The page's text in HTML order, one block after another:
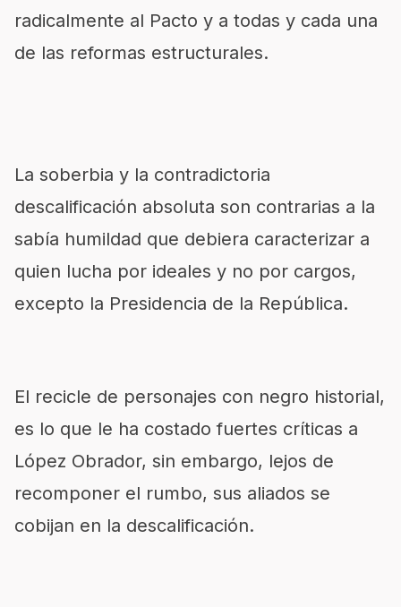
radicalmente al Pacto y a todas y cada una
de las reformas estructurales.
La soberbia y la contradictoria
descalificación absoluta son contrarias a la
sabía humildad que debiera caracterizar a
quien lucha por ideales y no por cargos,
excepto la Presidencia de la República.
El recicle de personajes con negro historial,
es lo que le ha costado fuertes críticas a
López Obrador, sin embargo, lejos de
recomponer el rumbo, sus aliados se
cobijan en la descalificación.